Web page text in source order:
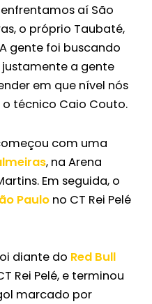
aí São
o próprio Taubaté,
gente foi buscando
a gente
em que nível nós
o técnico Caio Couto.
com uma
, na Arena
Em seguida, o
Paulo no CT Rei Pelé
diante do Red Bull
Rei Pelé, e terminou
marcado por